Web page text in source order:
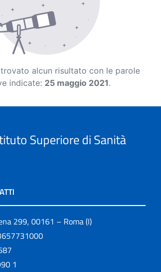
alcun risultato con le parole
indicate: 25 maggio 2021.
Superiore di Sanità
299, 00161 – Roma (I)
1